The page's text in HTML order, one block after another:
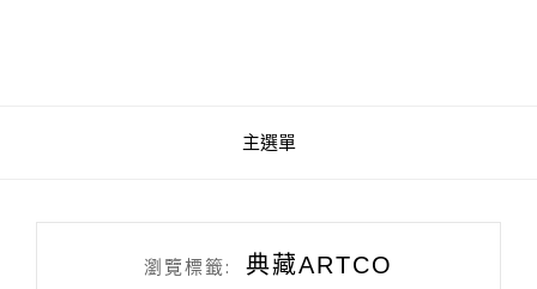
主選單
瀏覽標籤: 典藏ARTCO